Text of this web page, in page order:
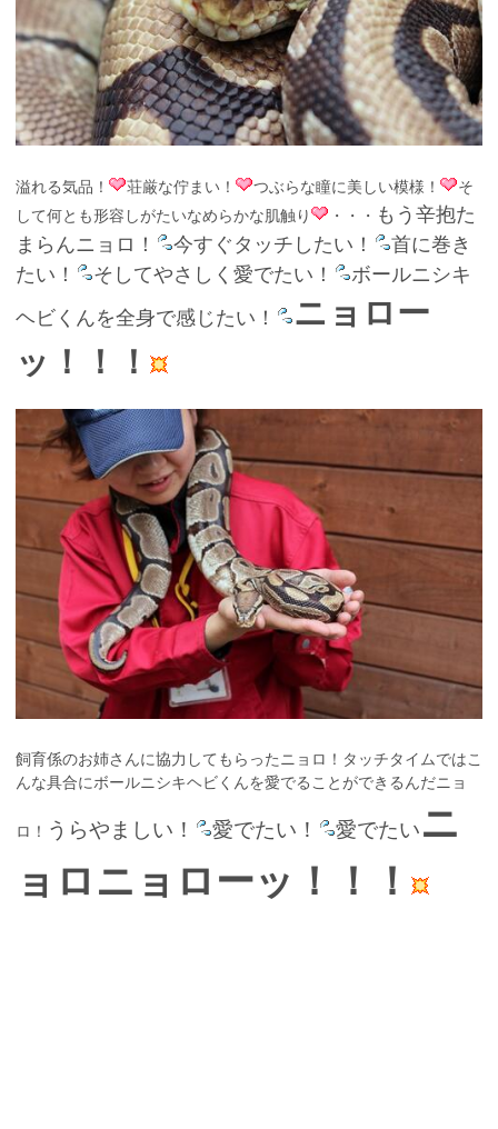
溢れる気品！ 荘厳な佇まい！ つぶらな瞳に美しい模様！
そ
して何とも形容しがたいなめらかな肌触り
・・・ もう辛抱た
まらんニョロ！
今すぐタッチしたい！
首に巻き
たい！
そしてやさしく愛でたい！
ボールニシキ
ヘビくんを全身で感じたい！
ニョロー
ッ！！！
飼育係のお姉さんに協力してもらったニョロ！タッチタイムではこ
んな具合にボールニシキヘビくんを愛でることができるんだニョ
ロ！ うらやましい！ 愛でたい！ 愛でたいニ
ョロニョローッ！！！